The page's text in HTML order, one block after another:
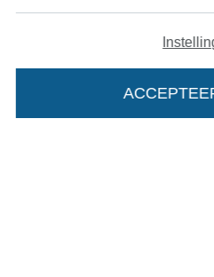
Bestelling herroepen
Vind meer